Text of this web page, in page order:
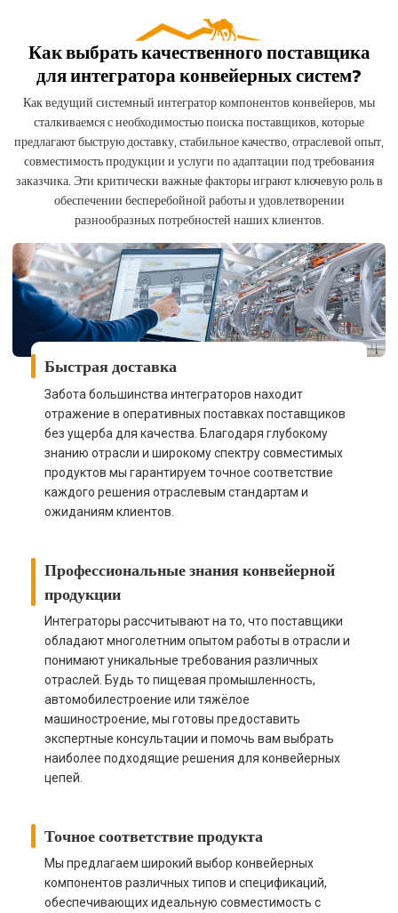
Как выбрать качественного поставщика
для интегратора конвейерных систем?
Как ведущий системный интегратор компонентов конвейеров, мы
сталкиваемся с необходимостью поиска поставщиков, которые
предлагают быструю доставку, стабильное качество, отраслевой опыт,
совместимость продукции и услуги по адаптации под требования
заказчика. Эти критически важные факторы играют ключевую роль в
обеспечении бесперебойной работы и удовлетворении
разнообразных потребностей наших клиентов.
Быстрая доставка
Забота большинства интеграторов находит
отражение в оперативных поставках поставщиков
без ущерба для качества. Благодаря глубокому
знанию отрасли и широкому спектру совместимых
продуктов мы гарантируем точное соответствие
каждого решения отраслевым стандартам и
ожиданиям клиентов.
Профессиональные знания конвейерной
продукции
Интеграторы рассчитывают на то, что поставщики
обладают многолетним опытом работы в отрасли и
понимают уникальные требования различных
отраслей. Будь то пищевая промышленность,
автомобилестроение или тяжёлое
машиностроение, мы готовы предоставить
экспертные консультации и помочь вам выбрать
наиболее подходящие решения для конвейерных
цепей.
Точное соответствие продукта
Мы предлагаем широкий выбор конвейерных
компонентов различных типов и спецификаций,
обеспечивающих идеальную совместимость с